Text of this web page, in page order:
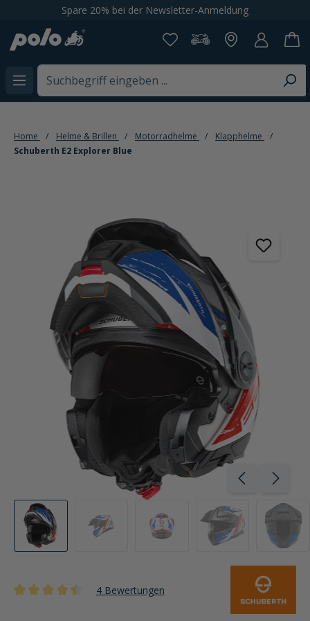
springenSpare 20% bei der Newsletter-Anmeldung
Home Helme & Brillen Motorradhelme
Klapphelme
Schuberth E2 Explorer Blue
Bildergalerie überspringen
Durchschnittliche Bewertung von 4.5 von 5 Sternen
4 Bewertungen